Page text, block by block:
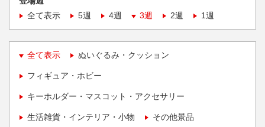
全て表示
5週 4週 3週 2週 1週
全て表示 ぬいぐるみ・クッション
フィギュア・ホビー
キーホルダー・マスコット・アクセサリー
生活雑貨・インテリア・小物 その他景品